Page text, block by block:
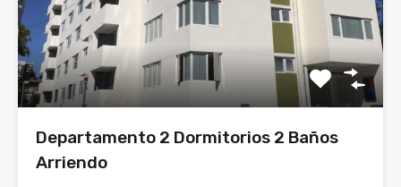
Departamento 2 Dormitorios 2 Baños
Arriendo